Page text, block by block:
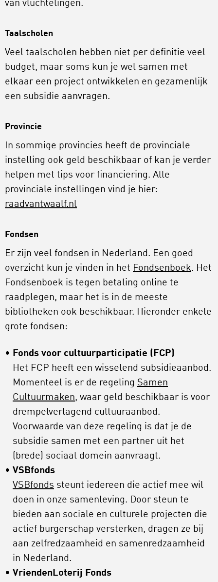
van vluchtelingen.
Taalscholen
Veel taalscholen hebben niet per definitie veel
budget, maar soms kun je wel samen met
elkaar een project ontwikkelen en gezamenlijk
een subsidie aanvragen.
Provincie
In sommige provincies heeft de provinciale
instelling ook geld beschikbaar of kan je verder
helpen met tips voor financiering. Alle
provinciale instellingen vind je hier:
raadvantwaalf.nl
Fondsen
Er zijn veel fondsen in Nederland. Een goed
overzicht kun je vinden in het Fondsenboek. Het
Fondsenboek is tegen betaling online te
raadplegen, maar het is in de meeste
bibliotheken ook beschikbaar. Hieronder enkele
grote fondsen:
Fonds voor cultuurparticipatie (FCP)
Het FCP heeft een wisselend subsidieaanbod.
Momenteel is er de regeling Samen
Cultuurmaken, waar geld beschikbaar is voor
drempelverlagend cultuuraanbod.
Voorwaarde van deze regeling is dat je de
subsidie samen met een partner uit het
(brede) sociaal domein aanvraagt.
VSBfonds
VSBfonds steunt iedereen die actief mee wil
doen in onze samenleving. Door steun te
bieden aan sociale en culturele projecten die
actief burgerschap versterken, dragen ze bij
aan zelfredzaamheid en samenredzaamheid
in Nederland.
VriendenLoterij Fonds